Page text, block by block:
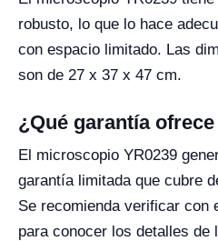
robusto, lo que lo hace
con espacio limitado. Las
son de 27 x 37 x 47 cm.
¿Qué garantía
El microscopio YR0239
garantía limitada que cubre
Se recomienda verificar con
para conocer los detalles de